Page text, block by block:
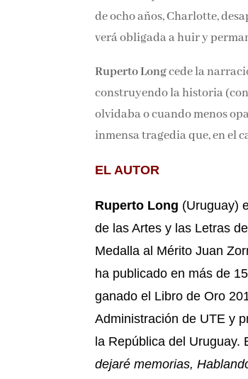
de ocho años, Charlotte,
verá obligada a huir y
Ruperto Longcede la
construyendo la historia
olvidaba o cuando menos
inmensa tragedia que, en el
EL AUTOR
Ruperto Long (Uruguay)
de las Artes y las Letras
Medalla al Mérito Juan
ha publicado en más de
ganado el Libro de Oro
Administración de UTE y
la República del
dejaré memorias,